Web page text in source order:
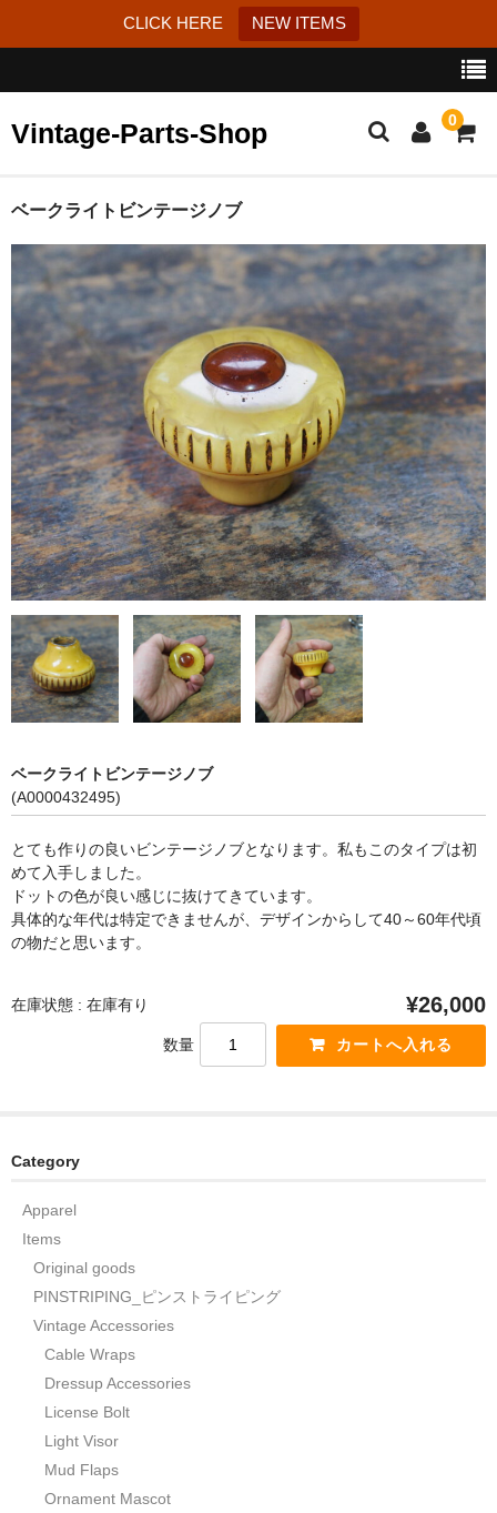
CLICK HERE NEW ITEMS
Vintage-Parts-Shop 0
カート
ブログ
Instagram
はじめての方へ
お問い合わせ
特定商取引法に基づく表記
ベークライトビンテージノブ
ベークライトビンテージノブ
(A0000432495)
とても作りの良いビンテージノブとなります。私もこのタイプは初
めて入手しました。
ドットの色が良い感じに抜けてきています。
具体的な年代は特定できませんが、デザインからして40～60年代頃
の物だと思います。
在庫状態 : 在庫有り ¥26,000
数量
Category
Apparel
Items
Original goods
PINSTRIPING_ピンストライピング
Vintage Accessories
Cable Wraps
Dressup Accessories
License Bolt
Light Visor
Mud Flaps
Ornament Mascot